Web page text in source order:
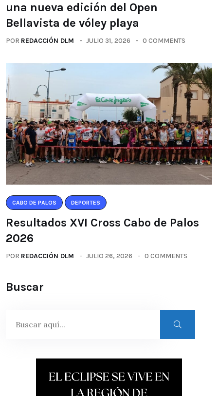
una nueva edición del Open
Bellavista de vóley playa
POR REDACCIÓN DLM JULIO 31, 2026 0 COMMENTS
CABO DE PALOS DEPORTES
Resultados XVI Cross Cabo de Palos
2026
POR REDACCIÓN DLM JULIO 26, 2026 0 COMMENTS
Buscar